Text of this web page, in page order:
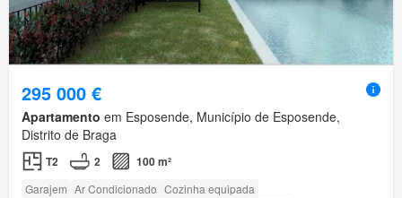
295 000 €
Apartamento em Esposende, Município de Esposende,
Distrito de Braga
T2 2 100 m²
Garajem Ar Condicionado Cozinha equipada